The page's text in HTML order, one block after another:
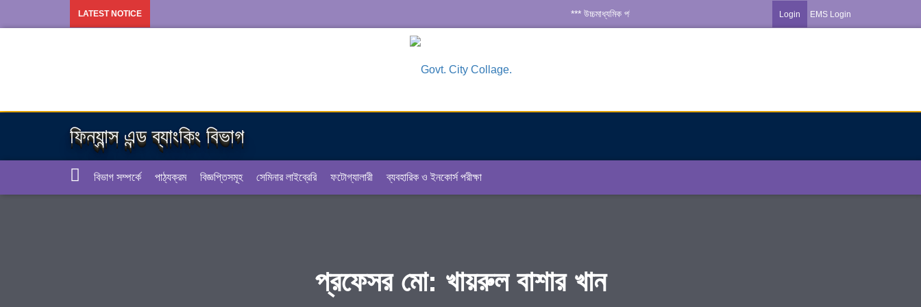
LATEST NOTICE *** উচ্চমাধ্যমিক পরীক্ষার-২০২৬ এর ব্যবহারিক পরীক্ষার রুটিন *** Login EMS Login
ফিন্যান্স এন্ড ব্যাংকিং বিভাগ
বিভাগ সম্পর্কে পাঠ্যক্রম বিজ্ঞপ্তিসমূহ সেমিনার লাইব্রেরি ফটোগ্যালারী ব্যবহারিক ও ইনকোর্স পরীক্ষা
প্রফেসর মো: খায়রুল বাশার খান